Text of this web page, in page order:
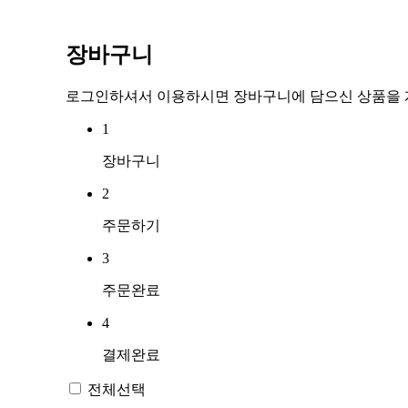
장바구니
로그인하셔서 이용하시면 장바구니에 담으신 상품을
1
장바구니
2
주문하기
3
주문완료
4
결제완료
전체선택